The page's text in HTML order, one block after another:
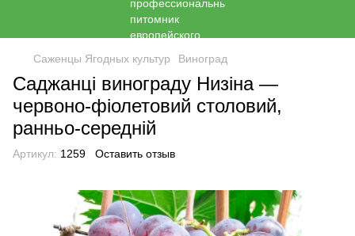
Саженцы Ягодных культур Виноград
Саджанці винограду Низіна —
червоно-фіолетовий столовий,
ранньо-середній
Артикул: 1259 Оставить отзыв